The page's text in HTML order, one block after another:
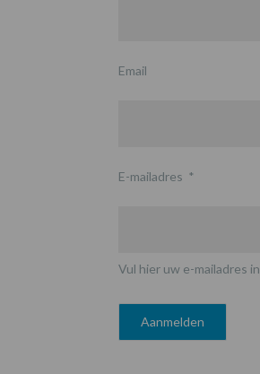
Email
E-mailadres *
Vul hier uw e-mailadres in